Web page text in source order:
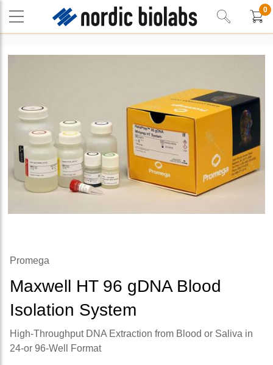
0
Promega
Maxwell HT 96 gDNA Blood
Isolation System
High-Throughput DNA Extraction from Blood or Saliva in
24-or 96-Well Format